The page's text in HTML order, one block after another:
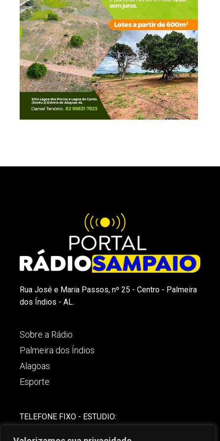
Rua José e Maria Passos, nº 25 - Centro - Palmeira
dos Índios - AL.
Sobre a Rádio
Palmeira dos Índios
Alagoas
Esporte
TELEFONE FIXO - ESTUDIO: